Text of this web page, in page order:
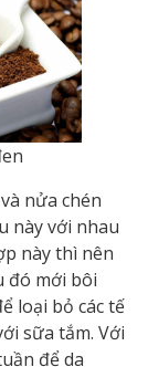
nửa chén
này với nhau
này thì nên
đó mới bôi
loại bỏ các tế
sữa tắm. Với
để da